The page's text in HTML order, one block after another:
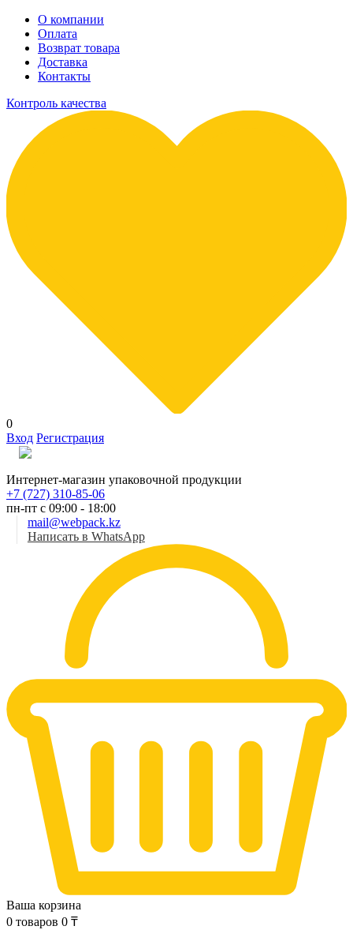
О компании
Оплата
Возврат товара
Доставка
Контакты
Контроль качества
0
Вход Регистрация
Интернет-магазин упаковочной продукции
+7 (727) 310-85-06
пн-пт с 09:00 - 18:00
mail@webpack.kz
Написать в WhatsApp
Ваша корзина
0 товаров 0 ₸